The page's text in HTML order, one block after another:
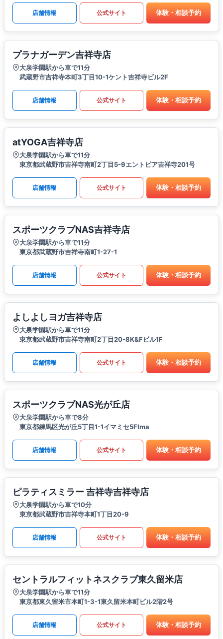
店舗情報 公式サイト 体験・相談予約
プラナガーデン吉祥寺店
大泉学園駅から車で11分
武蔵野市吉祥寺本町3丁目10-1ケント吉祥寺ビル2F
店舗情報 公式サイト 体験・相談予約
atYOGA吉祥寺店
大泉学園駅から車で11分
東京都武蔵野市吉祥寺南町2丁目5-9エントピア吉祥寺201号
店舗情報 公式サイト 体験・相談予約
スポーツクラブNAS吉祥寺店
大泉学園駅から車で11分
東京都武蔵野市吉祥寺南町1-27-1
店舗情報 公式サイト 体験・相談予約
よしよしヨガ吉祥寺店
大泉学園駅から車で11分
東京都武蔵野市吉祥寺南町2丁目20-8K&Fビル1F
店舗情報 公式サイト 体験・相談予約
スポーツクラブNAS光が丘店
大泉学園駅から車で8分
東京都練馬区光が丘5丁目1-1イマミセ5FIma
店舗情報 公式サイト 体験・相談予約
ピラティスミラー 吉祥寺吉祥寺店
大泉学園駅から車で10分
東京都武蔵野市吉祥寺本町1丁目20-9
店舗情報 公式サイト 体験・相談予約
セントラルフィットネスクラブ東久留米店
大泉学園駅から車で11分
東京都東久留米市本町1-3-1東久留米本町ビル2階2号
店舗情報 公式サイト 体験・相談予約